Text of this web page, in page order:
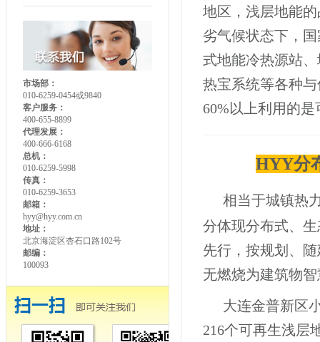
市场部：
010-6259-0454或9840
客户服务：
400-655-8899
代理发展：
400-666-6168
总机：
010-6259-5998
传真：
010-6259-3653
邮箱：
hyy@hyy.com.cn
地址：
北京海淀区杏石口路102号
邮编：
100093
地区，浅层地能
劣气候状态下，
式地能冷热源站
热宝系统等各种
60%以上利用的
HYY分
相当于城镇热
分体现分布式、
先行，按规划、
无燃烧为建筑物
大连金普新区
216个可再生浅层